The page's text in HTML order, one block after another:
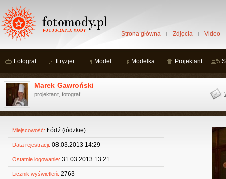
Strona główna Zdjęcia Video
Fotograf Fryzjer Model Modelka Projektant
Marek Gawroński
projektant, fotograf
Miejscowość: Łódź (łódzkie)
Data rejestracji: 08.03.2013 14:29
Ostatnie logowanie: 31.03.2013 13:21
Licznik wyświetleń: 2763